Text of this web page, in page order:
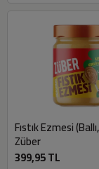
Fıstık Ezmesi
Züber
399,95 TL